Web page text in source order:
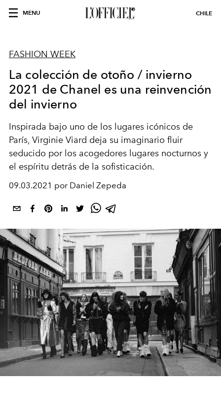
MENU CHILE
FASHION WEEK
La colección de otoño / invierno
2021 de Chanel es una reinvención
del invierno
Inspirada bajo uno de los lugares icónicos de
París, Virginie Viard deja su imaginario fluir
seducido por los acogedores lugares nocturnos y
el espíritu detrás de la sofisticación.
09.03.2021 por Daniel Zepeda